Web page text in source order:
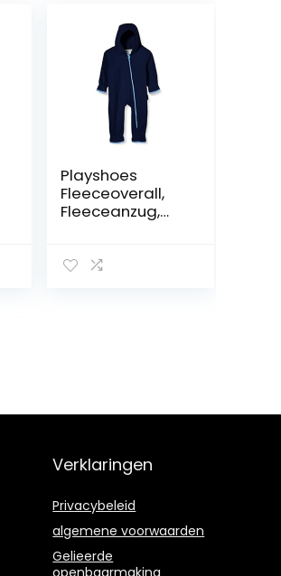
Playshoes
Fleeceoverall,
Fleeceanzug,
uniseks-baby
Verklaringen
Privacybeleid
algemene voorwaarden
Gelieerde
openbaarmaking